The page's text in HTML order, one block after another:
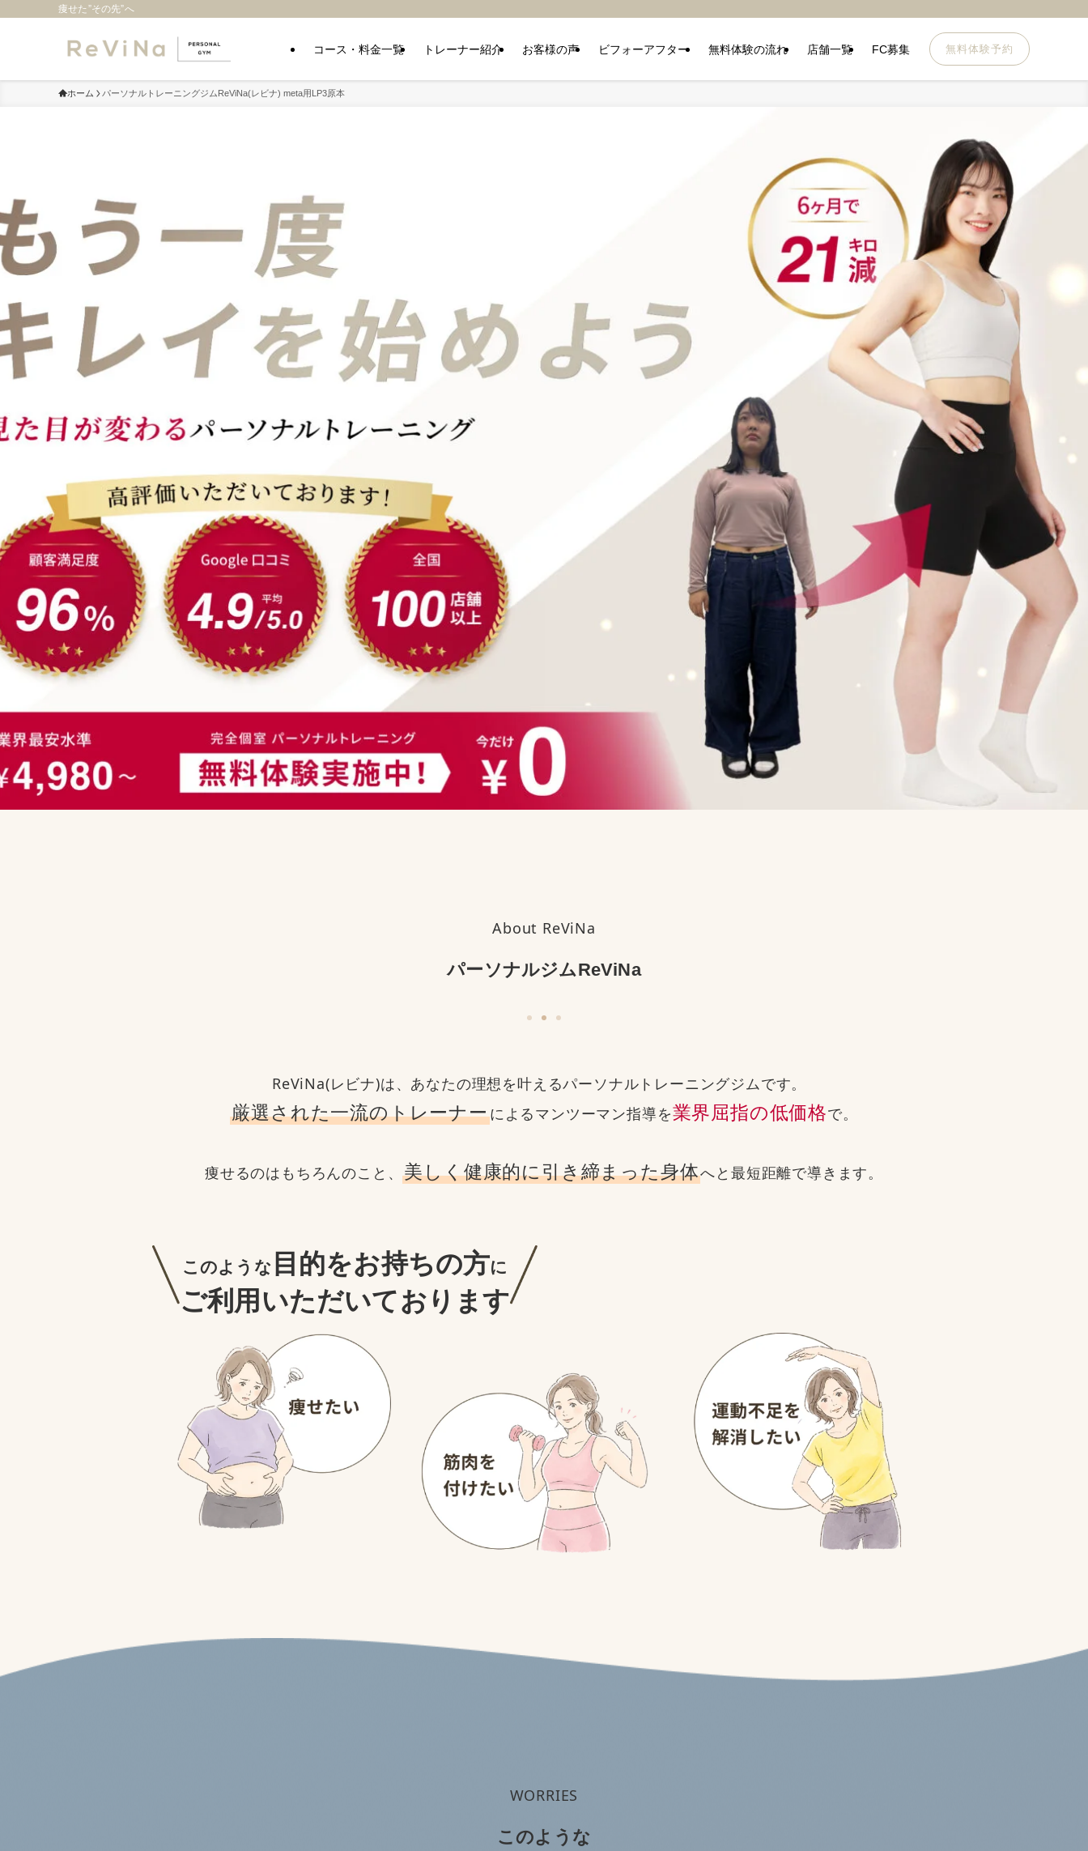
痩せた”その先”へ
コース・料金一覧 トレーナー紹介 お客様の声 ビフォーアフター 無料体験の流れ 店舗一覧 FC募集 無料体験予約
ホーム パーソナルトレーニングジムReViNa(レビナ) meta用LP3原本
About ReViNa
パーソナルジムReViNa
ReViNa(レビナ)は、あなたの理想を叶えるパーソナルトレーニングジムです。
厳選された一流のトレーナーによるマンツーマン指導を業界屈指の低価格で。
痩せるのはもちろんのこと、美しく健康的に引き締まった身体へと 最短距離で導きます。
このような 目的をお持ちの方に
ご利用いただいております
運動不足を解消したい
WORRIES
このような